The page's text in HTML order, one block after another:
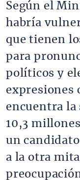
Según el
habría
que tienen
para
políticos y
expresiones
encuentra la
10,3
un
a la otra